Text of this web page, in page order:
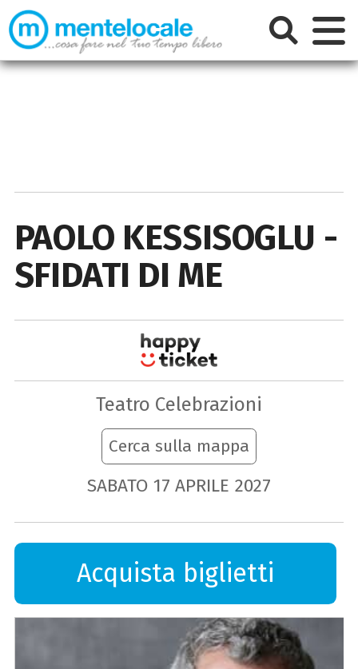
PAOLO KESSISOGLU -
SFIDATI DI ME
Teatro Celebrazioni
Cerca sulla mappa
SABATO 17 APRILE 2027
Acquista biglietti